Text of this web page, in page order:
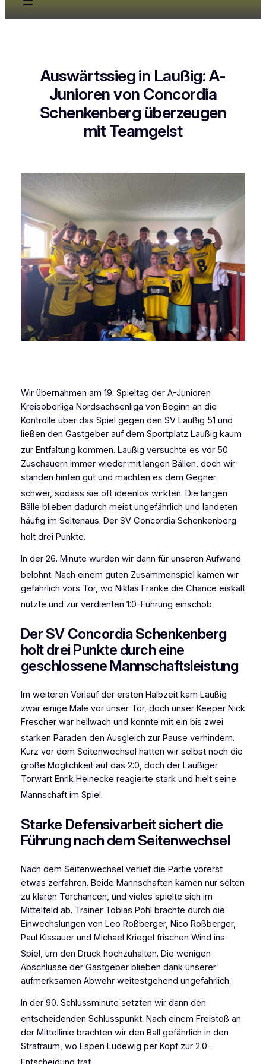
Auswärtssieg in Laußig: A-
Junioren von Concordia
Schenkenberg überzeugen
mit Teamgeist
Wir übernahmen am 19. Spieltag der A-Junioren
Kreisoberliga Nordsachsenliga von Beginn an die
Kontrolle über das Spiel gegen den SV Laußig 51 und
ließen den Gastgeber auf dem Sportplatz Laußig kaum
zur Entfaltung kommen. Laußig versuchte es vor 50
Zuschauern immer wieder mit langen Bällen, doch wir
standen hinten gut und machten es dem Gegner
schwer, sodass sie oft ideenlos wirkten. Die langen
Bälle blieben dadurch meist ungefährlich und landeten
häufig im Seitenaus. Der SV Concordia Schenkenberg
holt drei Punkte.
In der 26. Minute wurden wir dann für unseren Aufwand
belohnt. Nach einem guten Zusammenspiel kamen wir
gefährlich vors Tor, wo Niklas Franke die Chance eiskalt
nutzte und zur verdienten 1:0-Führung einschob.
Der SV Concordia Schenkenberg
holt drei Punkte durch eine
geschlossene Mannschaftsleistung
Im weiteren Verlauf der ersten Halbzeit kam Laußig
zwar einige Male vor unser Tor, doch unser Keeper Nick
Frescher war hellwach und konnte mit ein bis zwei
starken Paraden den Ausgleich zur Pause verhindern.
Kurz vor dem Seitenwechsel hatten wir selbst noch die
große Möglichkeit auf das 2:0, doch der Laußiger
Torwart Enrik Heinecke reagierte stark und hielt seine
Mannschaft im Spiel.
Starke Defensivarbeit sichert die
Führung nach dem Seitenwechsel
Nach dem Seitenwechsel verlief die Partie vorerst
etwas zerfahren. Beide Mannschaften kamen nur selten
zu klaren Torchancen, und vieles spielte sich im
Mittelfeld ab. Trainer Tobias Pohl brachte durch die
Einwechslungen von Leo Roßberger, Nico Roßberger,
Paul Kissauer und Michael Kriegel frischen Wind ins
Spiel, um den Druck hochzuhalten. Die wenigen
Abschlüsse der Gastgeber blieben dank unserer
aufmerksamen Abwehr weitestgehend ungefährlich.
In der 90. Schlussminute setzten wir dann den
entscheidenden Schlusspunkt. Nach einem Freistoß an
der Mittellinie brachten wir den Ball gefährlich in den
Strafraum, wo Espen Ludewig per Kopf zur 2:0-